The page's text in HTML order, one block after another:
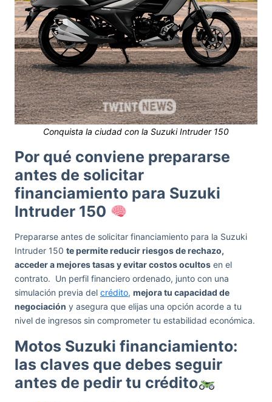
Conquista la ciudad con la Suzuki Intruder 150
Por qué conviene prepararse
antes de solicitar
financiamiento para Suzuki
Intruder 150
Prepararse antes de solicitar financiamiento para la Suzuki
Intruder 150 te permite reducir riesgos de rechazo,
acceder a mejores tasas y evitar costos ocultos en el
contrato. Un perfil financiero ordenado, junto con una
simulación previa del crédito, mejora tu capacidad de
negociación y asegura que elijas una opción acorde a tu
nivel de ingresos sin comprometer tu estabilidad económica.
Motos Suzuki financiamiento:
las claves que debes seguir
antes de pedir tu crédito